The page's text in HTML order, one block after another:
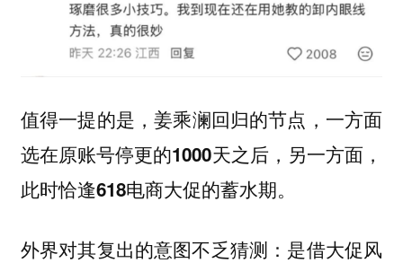
值得一提的是，姜乘澜回归的节点，一方面
选在原账号停更的1000天之后，另一方面，
此时恰逢618电商大促的蓄水期。
外界对其复出的意图不乏猜测：是借大促风